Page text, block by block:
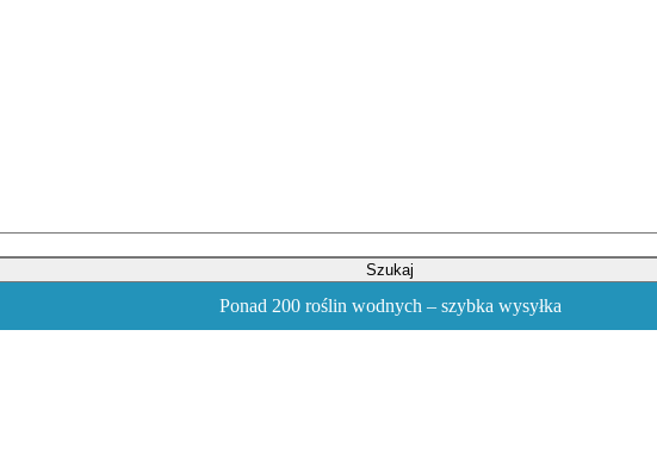
Szukaj
Ponad 200 roślin wodnych – szybka wysyłka